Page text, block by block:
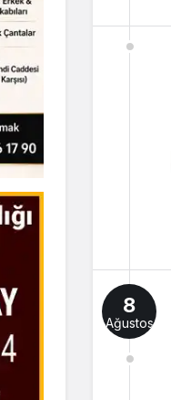
8
Ağustos